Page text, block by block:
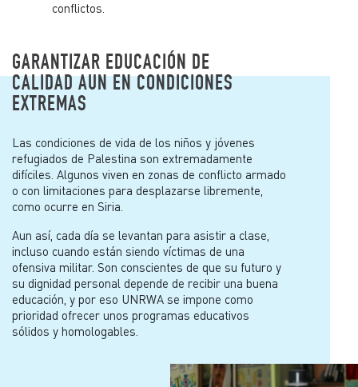
conflictos.
GARANTIZAR EDUCACIÓN DE
CALIDAD AUN EN CONDICIONES
EXTREMAS
Las condiciones de vida de los niños y jóvenes
refugiados de Palestina son extremadamente
difíciles. Algunos viven en zonas de conflicto armado
o con limitaciones para desplazarse libremente,
como ocurre en Siria.
Aun así, cada día se levantan para asistir a clase,
incluso cuando están siendo víctimas de una
ofensiva militar. Son conscientes de que su futuro y
su dignidad personal depende de recibir una buena
educación, y por eso UNRWA se impone como
prioridad ofrecer unos programas educativos
sólidos y homologables.